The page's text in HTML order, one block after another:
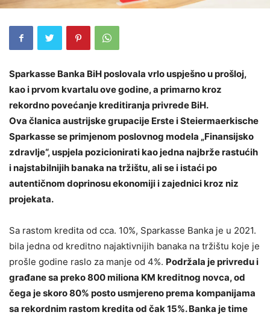
Sparkasse Banka BiH poslovala vrlo uspješno u prošloj,
kao i prvom kvartalu ove godine, a primarno kroz
rekordno povećanje kreditiranja privrede BiH.
Ova članica austrijske grupacije Erste i Steiermaerkische
Sparkasse se primjenom poslovnog modela „Finansijsko
zdravlje“, uspjela pozicionirati kao jedna najbrže rastućih
i najstabilnijih banaka na tržištu, ali se i istaći po
autentičnom doprinosu ekonomiji i zajednici kroz niz
projekata.
Sa rastom kredita od cca. 10%, Sparkasse Banka je u 2021.
bila jedna od kreditno najaktivnijih banaka na tržištu koje je
prošle godine raslo za manje od 4%. Podržala je privredu i
građane sa preko 800 miliona KM kreditnog novca, od
čega je skoro 80% posto usmjereno prema kompanijama
sa rekordnim rastom kredita od čak 15%. Banka je time